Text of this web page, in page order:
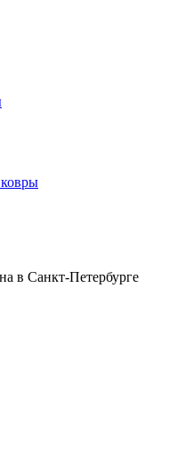
в Санкт-Петербурге